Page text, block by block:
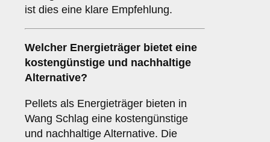
ist dies eine klare Empfehlung.
Welcher Energieträger bietet eine
kostengünstige und nachhaltige
Alternative?
Pellets als Energieträger bieten in
Wang Schlag eine kostengünstige
und nachhaltige Alternative. Die